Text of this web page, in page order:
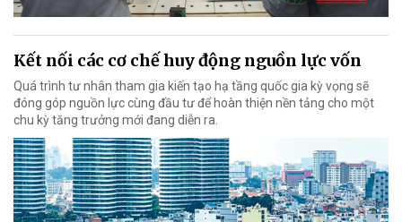
Kết nối các cơ chế huy động nguồn lực vốn
Quá trình tư nhân tham gia kiến tạo hạ tầng quốc gia kỳ vọng sẽ
đóng góp nguồn lực cùng đầu tư để hoàn thiện nền tảng cho một
chu kỳ tăng trưởng mới đang diễn ra.